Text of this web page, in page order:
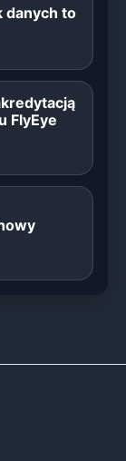
danych to
FlyEye